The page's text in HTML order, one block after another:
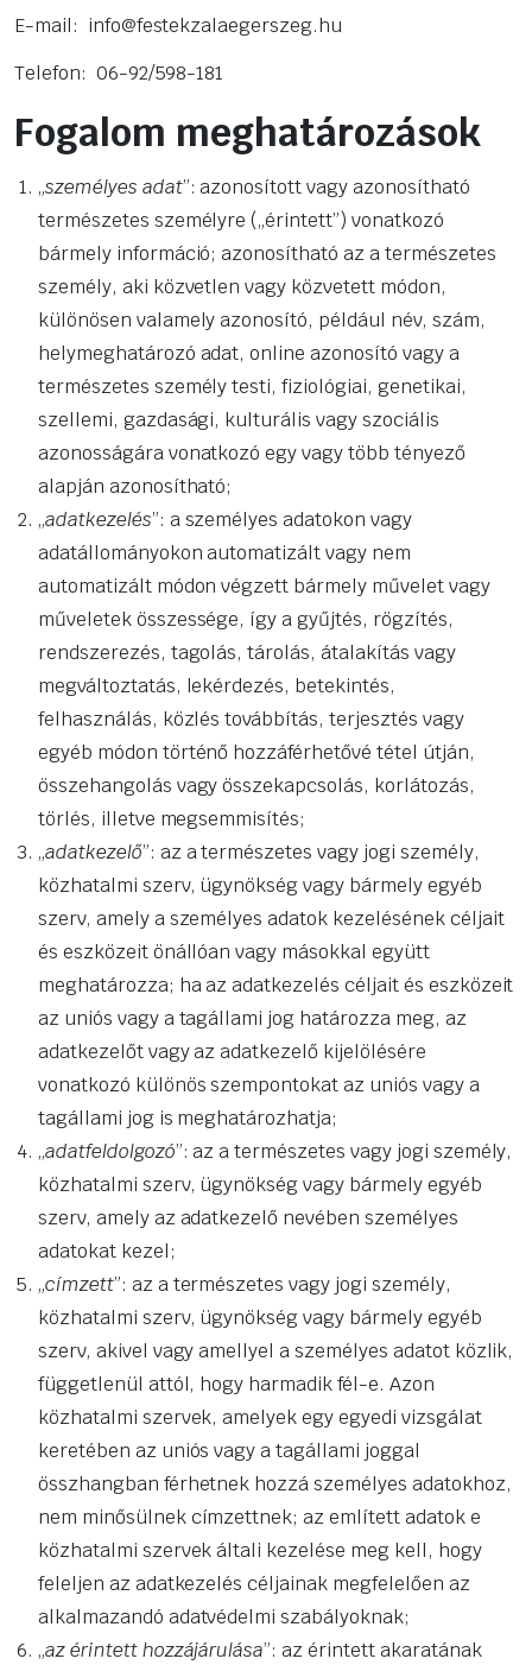
E-mail: info@festekzalaegerszeg.hu
Telefon: 06-92/598-181
Fogalom meghatározások
„személyes adat”: azonosított vagy azonosítható
természetes személyre („érintett”) vonatkozó
bármely információ; azonosítható az a természetes
személy, aki közvetlen vagy közvetett módon,
különösen valamely azonosító, például név, szám,
helymeghatározó adat, online azonosító vagy a
természetes személy testi, fiziológiai, genetikai,
szellemi, gazdasági, kulturális vagy szociális
azonosságára vonatkozó egy vagy több tényező
alapján azonosítható;
„adatkezelés”: a személyes adatokon vagy
adatállományokon automatizált vagy nem
automatizált módon végzett bármely művelet vagy
műveletek összessége, így a gyűjtés, rögzítés,
rendszerezés, tagolás, tárolás, átalakítás vagy
megváltoztatás, lekérdezés, betekintés,
felhasználás, közlés továbbítás, terjesztés vagy
egyéb módon történő hozzáférhetővé tétel útján,
összehangolás vagy összekapcsolás, korlátozás,
törlés, illetve megsemmisítés;
„adatkezelő”: az a természetes vagy jogi személy,
közhatalmi szerv, ügynökség vagy bármely egyéb
szerv, amely a személyes adatok kezelésének céljait
és eszközeit önállóan vagy másokkal együtt
meghatározza; ha az adatkezelés céljait és eszközeit
az uniós vagy a tagállami jog határozza meg, az
adatkezelőt vagy az adatkezelő kijelölésére
vonatkozó különös szempontokat az uniós vagy a
tagállami jog is meghatározhatja;
„adatfeldolgozó”: az a természetes vagy jogi személy,
közhatalmi szerv, ügynökség vagy bármely egyéb
szerv, amely az adatkezelő nevében személyes
adatokat kezel;
„címzett”: az a természetes vagy jogi személy,
közhatalmi szerv, ügynökség vagy bármely egyéb
szerv, akivel vagy amellyel a személyes adatot közlik,
függetlenül attól, hogy harmadik fél-e. Azon
közhatalmi szervek, amelyek egy egyedi vizsgálat
keretében az uniós vagy a tagállami joggal
összhangban férhetnek hozzá személyes adatokhoz,
nem minősülnek címzettnek; az említett adatok e
közhatalmi szervek általi kezelése meg kell, hogy
feleljen az adatkezelés céljainak megfelelően az
alkalmazandó adatvédelmi szabályoknak;
„az érintett hozzájárulása”: az érintett akaratának